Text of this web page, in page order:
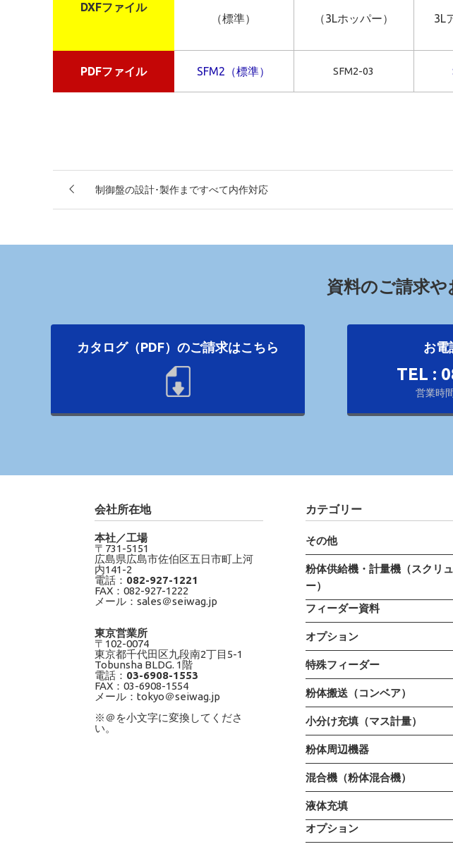
DXFファイル
（標準） （3Lホッパー） 3L
PDFファイル SFM2（標準） SFM2-03
制御盤の設計･製作まですべて内作対応
資料のご請求
カタログ（PDF）のご請求はこちら お電
TEL :
営業時
会社所在地
本社／工場
〒731-5151
広島県広島市佐伯区五日市町上河
内141-2
電話： 082-927-1221
FAX：082-927-1222
メール：sales＠seiwag.jp
東京営業所
〒102-0074
東京都千代田区九段南2丁目5-1
Tobunsha BLDG. 1階
電話： 03-6908-1553
FAX：03-6908-1554
メール：tokyo＠seiwag.jp
※＠を小文字に変換してくださ
い。
カテゴリー
その他
粉体供給機・計量機（スクリュ
ー）
フィーダー資料
オプション
特殊フィーダー
粉体搬送（コンベア）
小分け充填（マス計量）
粉体周辺機器
混合機（粉体混合機）
液体充填
オプション